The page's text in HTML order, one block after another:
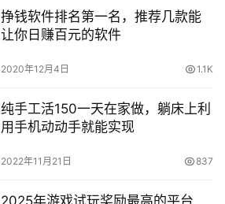
挣钱软件排名第一名，推荐几款能
让你日赚百元的软件
2020年12月4日 1.1K
纯手工活150一天在家做，躺床上利
用手机动动手就能实现
2022年11月21日 837